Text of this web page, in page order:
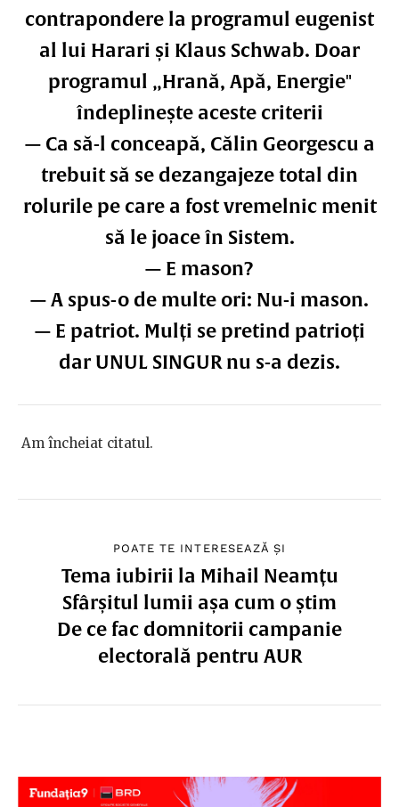
contrapondere la programul eugenist
al lui Harari și Klaus Schwab. Doar
programul „Hrană, Apă, Energie"
îndeplinește aceste criterii
— Ca să-l conceapă, Călin Georgescu a
trebuit să se dezangajeze total din
rolurile pe care a fost vremelnic menit
să le joace în Sistem.
— E mason?
— A spus-o de multe ori: Nu-i mason.
— E patriot. Mulți se pretind patrioți
dar UNUL SINGUR nu s-a dezis.
Am încheiat citatul.
POATE TE INTERESEAZĂ ȘI
Tema iubirii la Mihail Neamțu
Sfârșitul lumii așa cum o știm
De ce fac domnitorii campanie
electorală pentru AUR